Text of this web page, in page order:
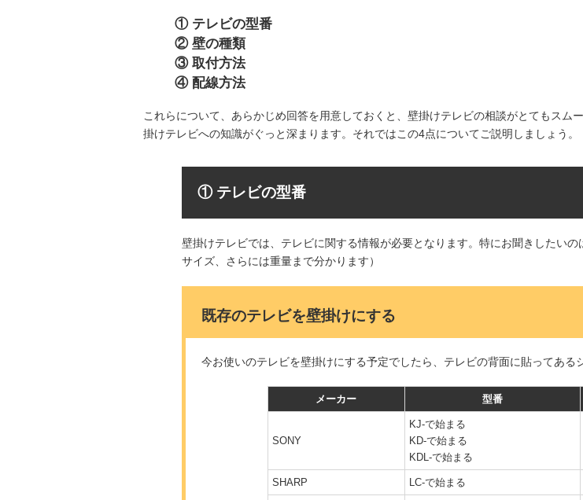
① テレビの型番
② 壁の種類
③ 取付方法
④ 配線方法
これらについて、あらかじめ回答を用意しておくと、壁掛けテレビの相談がとてもス
掛けテレビへの知識がぐっと深まります。それではこの4点についてご説明しましょう。
① テレビの型番
壁掛けテレビでは、テレビに関する情報が必要となります。特にお聞きしたい
サイズ、さらには重量まで分かります）
既存のテレビを壁掛けにする
今お使いのテレビを壁掛けにする予定でしたら、テレビの背面に貼ってある
メーカー 型番
SONY
KJ-で始まる
KD-で始まる
KDL-で始まる
SHARP LC-で始まる